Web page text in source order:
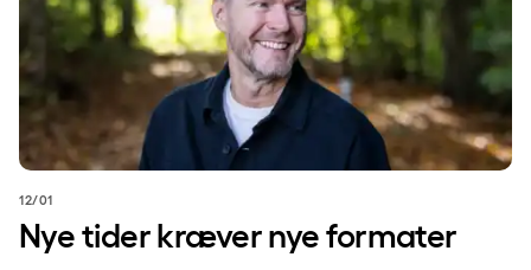
12/01
Nye tider kræver nye formater